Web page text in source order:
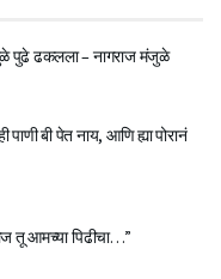
पुढे ढकलला – नागराज मंजुळे
पाणी बी पेत नाय, आणि ह्या पोरानं
तू आमच्या पिढीचा…”